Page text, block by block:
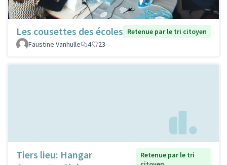
Les cousettes des écoles Retenue par le tri citoyen
Faustine Vanhulle
4 23
Tiers lieu: Hangar
Retenue par le tri